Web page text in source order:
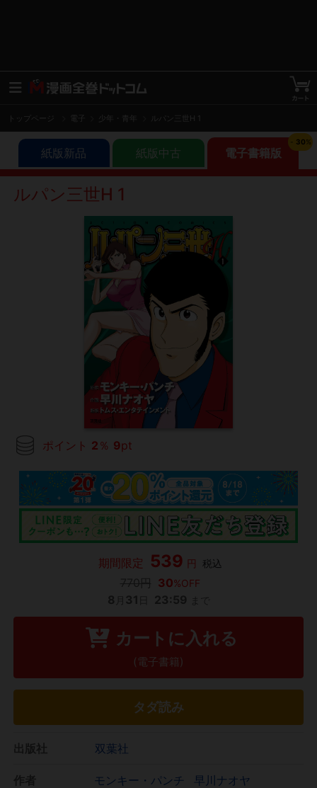
トップページ 少年・青年 ルパン三世H 1
紙版新品 紙版中古 電子書籍版
30%
ルパン三世H 1
ポイント 2 ％ 9pt
期間限定 539 円 税込
30%OFF
カートに入れる
(電子書籍)
タダ読み
双葉社
モンキー・パンチ
早川ナオヤ